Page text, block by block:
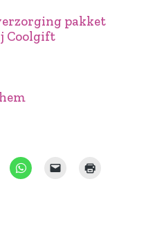
pakket
Coolgift